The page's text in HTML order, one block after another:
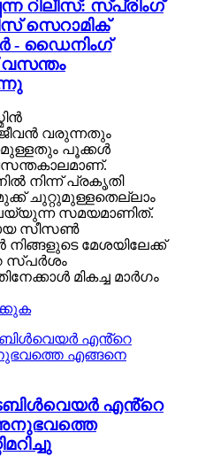
റിലീസ്: സ്പ്രിംഗ്
സെറാമിക്
- ഡൈനിംഗ്
വസന്തം
വരുന്നതും
പൂക്കൾ
നിന്ന് പ്രകൃതി
ചുറ്റുമുള്ളതെല്ലാം
സമയമാണിത്.
സീസൺ
മേശയിലേക്ക്
സ്പർശം
മികച്ച മാർഗം
എൻ്റെ